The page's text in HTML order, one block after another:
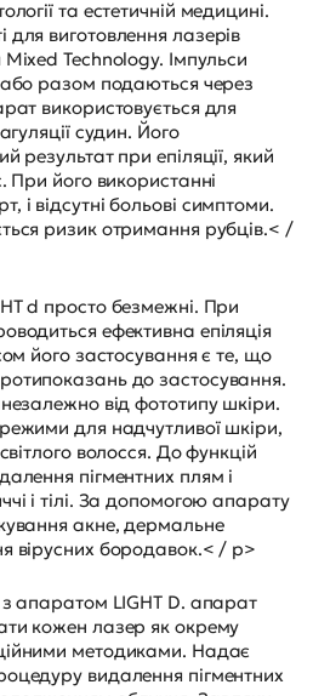
та естетичній медицині.
виготовлення лазерів
Mixed Technology. Імпульси
разом подаються через
використовується для
судин. Його
результат при епіляції, який
При його використанні
і відсутні больові симптоми.
ризик отримання рубців.< /
d просто безмежні. При
ефективна епіляція
його застосування є те, що
до застосування.
від фототипу шкіри.
для надчутливої шкіри,
волосся. До функцій
пігментних плям і
і тілі. За допомогою апарату
акне, дермальне
вірусних бородавок.< / p>
з апаратом LIGHT D. апарат
кожен лазер як окрему
методиками. Надає
видалення пігментних